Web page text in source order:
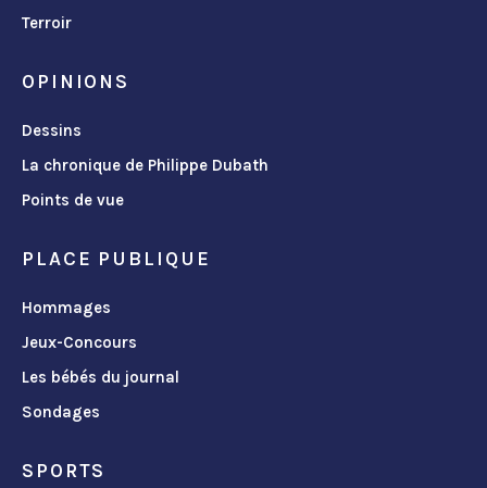
Terroir
OPINIONS
Dessins
La chronique de Philippe Dubath
Points de vue
PLACE PUBLIQUE
Hommages
Jeux-Concours
Les bébés du journal
Sondages
SPORTS